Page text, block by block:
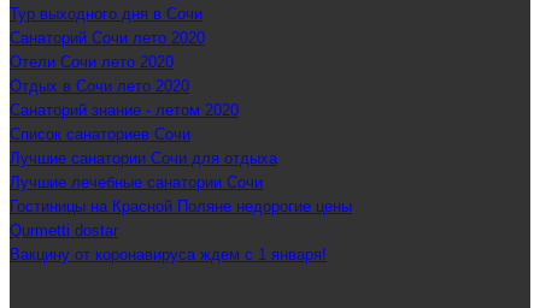
Тур выходного дня в Сочи
Санаторий Сочи лето 2020
Отели Сочи лето 2020
Отдых в Сочи лето 2020
Санаторий знание - летом 2020
Список санаториев Сочи
Лучшие санатории Сочи для отдыха
Лучшие лечебные санатории Сочи
Гостиницы на Красной Поляне недорогие цены
Qurmetti dostar
Вакцину от коронавируса ждем с 1 января!